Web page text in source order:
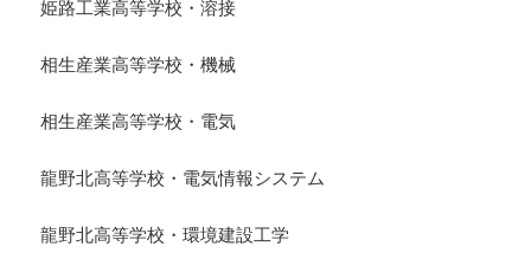
姫路工業高等学校・溶接
相生産業高等学校・機械
相生産業高等学校・電気
龍野北高等学校・電気情報システム
龍野北高等学校・環境建設工学